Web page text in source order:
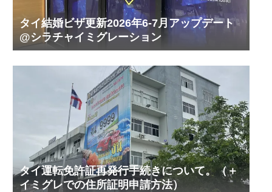
タイ結婚ビザ更新2026年6-7月アップデート
@シラチャイミグレーション
タイ運転免許証再発行手続きについて。（＋
イミグレでの住所証明申請方法）